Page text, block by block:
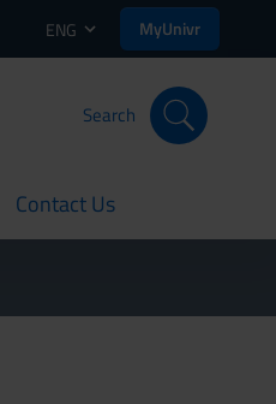
ENG MyUnivr
Search
Contact Us
current